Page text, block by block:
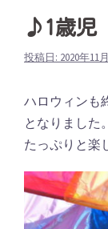
♪1歳児
投稿日: 2020年11
ハロウィンも
となりました
たっぷりと楽